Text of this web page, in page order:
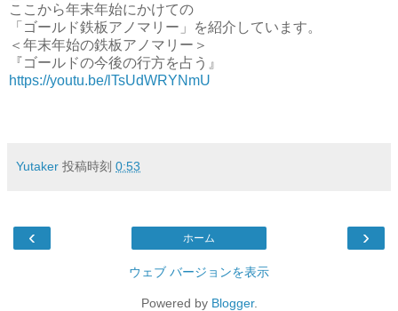
ここから年末年始にかけての
「ゴールド鉄板アノマリー」を紹介しています。
＜年末年始の鉄板アノマリー＞
『ゴールドの今後の行方を占う』
https://youtu.be/lTsUdWRYNmU
Yutaker 投稿時刻 0:53
‹ ›
ホーム
ウェブ バージョンを表示
Powered by Blogger.